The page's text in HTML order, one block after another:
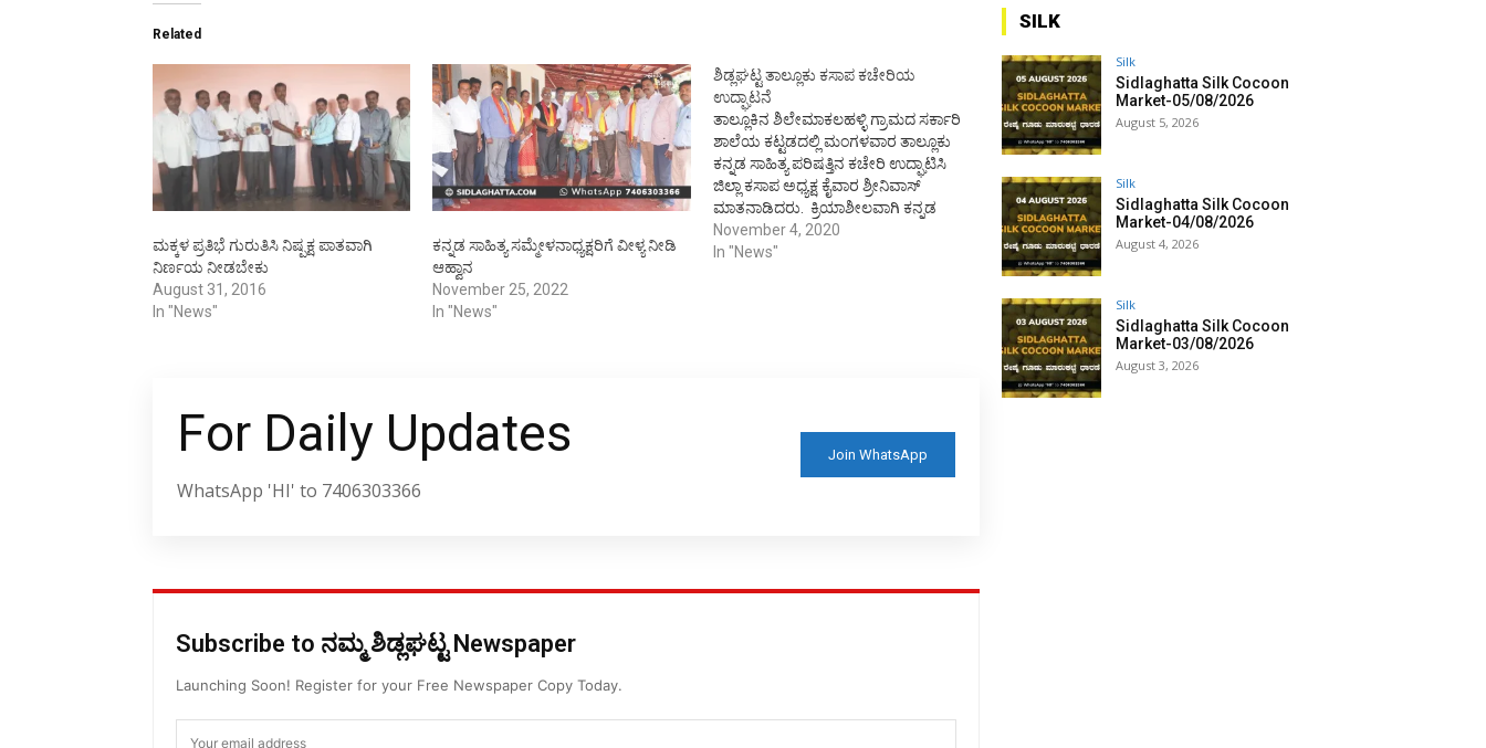
Related
ಮಕ್ಕಳ ಪ್ರತಿಭೆ ಗುರುತಿಸಿ ನಿಷ್ಪಕ್ಷ ಪಾತವಾಗಿ
ನಿರ್ಣಯ ನೀಡಬೇಕು
August 31, 2016
In "News"
ಕನ್ನಡ ಸಾಹಿತ್ಯ ಸಮ್ಮೇಳನಾಧ್ಯಕ್ಷರಿಗೆ ವೀಳ್ಯ ನೀಡಿ
ಆಹ್ವಾನ
November 25, 2022
In "News"
ಶಿಡ್ಲಘಟ್ಟ ತಾಲ್ಲೂಕು ಕಸಾಪ ಕಚೇರಿಯ
ಉದ್ಘಾಟನೆ
ತಾಲ್ಲೂಕಿನ ಶಿಲೇಮಾಕಲಹಳ್ಳಿ ಗ್ರಾಮದ ಸರ್ಕಾರಿ
ಶಾಲೆಯ ಕಟ್ಟಡದಲ್ಲಿ ಮಂಗಳವಾರ ತಾಲ್ಲೂಕು
ಕನ್ನಡ ಸಾಹಿತ್ಯ ಪರಿಷತ್ತಿನ ಕಚೇರಿ ಉದ್ಘಾಟಿಸಿ
ಜಿಲ್ಲಾ ಕಸಾಪ ಅಧ್ಯಕ್ಷ ಕೈವಾರ ಶ್ರೀನಿವಾಸ್
ಮಾತನಾಡಿದರು. ಕ್ರಿಯಾಶೀಲವಾಗಿ ಕನ್ನಡ
ಕಾರ್ಯಕ್ರಮಗಳನ್ನು ನಡೆಸುತ್ತಾ ಬಂದ ಶಿಡ್ಲಘಟ್ಟ
ತಾಲ್ಲೂಕು ಕಸಾಪ ಇದೀಗ ತನ್ನದೇ ಆದ
November 4, 2020
In "News"
For Daily Updates
WhatsApp 'HI' to 7406303366
Join WhatsApp
Subscribe to ನಮ್ಮ ಶಿಡ್ಲಘಟ್ಟ Newspaper
Launching Soon! Register for your Free Newspaper Copy Today.
SILK
Silk
Sidlaghatta Silk Cocoon
Market-05/08/2026
August 5, 2026
Silk
Sidlaghatta Silk Cocoon
Market-04/08/2026
August 4, 2026
Silk
Sidlaghatta Silk Cocoon
Market-03/08/2026
August 3, 2026